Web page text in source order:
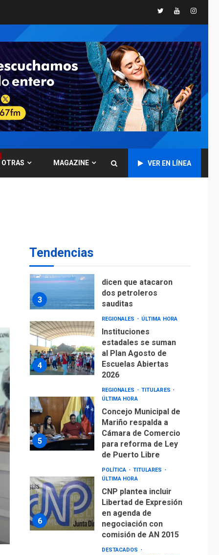
TwitterYoutube
OTRAS MAGAZINE VER EN LÍNEA
Tendencias
7
Gobierno nacional y
regional nos
respaldaron desde el
primer momento tras
terremotos del 24J
asegura Gustavo
Duque
NACIONALES
TITULARES
ÚLTIMA HORA
Reanudan
operaciones de carga
Aeropuerto de
Maiquetía
3
dicen que atacaron
dos petroleros
sauditas
4
REGIONALES ÚLTIMA HORA
Instituciones
estadales se suman
al Plan Agosto de
Escuelas Abiertas
2026
5
REGIONALES
TITULARES
ÚLTIMA HORA
Concejo Municipal de
Mariño respalda a
Cámara de Comercio
para reforma de Ley
de Puerto Libre
6
POLÍTICA
TITULARES
ÚLTIMA HORA
CNP plantea incluir
Libertad de Expresión
en agenda de
negociación con
comisión de AN 2015
DESTACADOS